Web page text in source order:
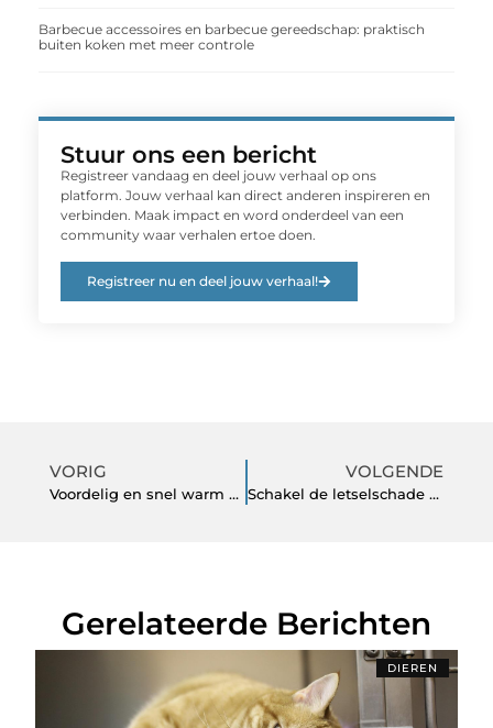
Barbecue accessoires en barbecue gereedschap: praktisch
buiten koken met meer controle
Stuur ons een bericht
Registreer vandaag en deel jouw verhaal op ons
platform. Jouw verhaal kan direct anderen inspireren en
verbinden. Maak impact en word onderdeel van een
community waar verhalen ertoe doen.
Registreer nu en deel jouw verhaal!
VORIG
Voordelig en snel warm water. Het is mogelijk met een elektrische boiler.
VOLGENDE
Schakel de letselschade advocaat in Almelo in
Gerelateerde Berichten
DIEREN